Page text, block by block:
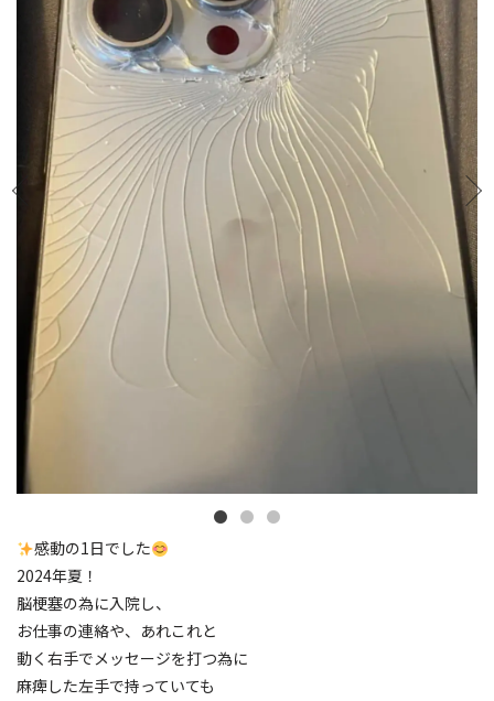
感動の1日でした
2024年夏！
脳梗塞の為に入院し、
お仕事の連絡や、あれこれと
動く右手でメッセージを打つ為に
麻痺した左手で持っていても